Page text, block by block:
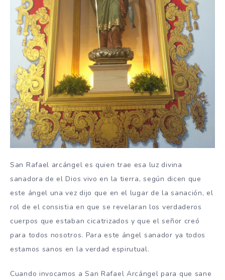
San Rafael arcángel es quien trae esa luz divina
sanadora de el Dios vivo en la tierra, según dicen que
este ángel una vez dijo que en el lugar de la sanación, el
rol de el consistia en que se revelaran los verdaderos
cuerpos que estaban cicatrizados y que el señor creó
para todos nosotros. Para este ángel sanador ya todos
estamos sanos en la verdad espirutual.
Cuando invocamos a San Rafael Arcángel para que sane